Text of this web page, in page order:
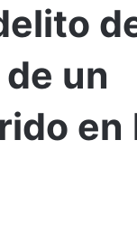
un
en